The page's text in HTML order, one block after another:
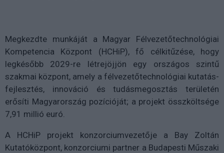
Megkezdte munkáját a Magyar Félvezetőtechnológiai
Kompetencia Központ (HCHiP), fő célkitűzése, hogy
legkésőbb 2029-re létrejöjjön egy országos szintű
szakmai központ, amely a félvezetőtechnológiai kutatás-
fejlesztés, innováció és tudásmegosztás területén
erősíti Magyarország pozícióját; a projekt összköltsége
7,91 millió euró.
A HCHiP projekt konzorciumvezetője a Bay Zoltán
Kutatóközpont, konzorciumi partner a Budapesti Műszaki